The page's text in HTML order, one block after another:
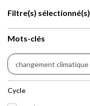
Filtre(s) sélectionné(s)
Mots-clés
Cycle